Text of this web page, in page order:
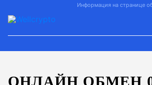
Информация на странице
ОНЛАЙН ОБМЕН